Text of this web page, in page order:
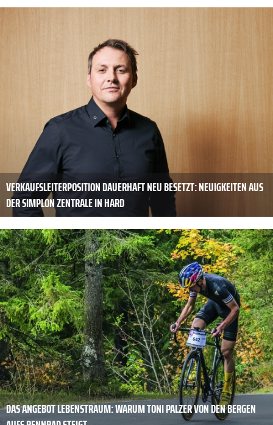
VERKAUFSLEITERPOSITION DAUERHAFT NEU BESETZT: NEUIGKEITEN AUS
DER SIMPLON ZENTRALE IN HARD
DAS ANGEBOT LEBENSTRAUM: WARUM TONI PALZER VON DEN BERGEN